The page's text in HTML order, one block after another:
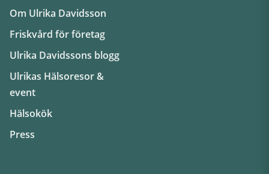
Om Ulrika Davidsson
Friskvård för företag
Ulrika Davidssons blogg
Ulrikas Hälsoresor &
event
Hälsokök
Press